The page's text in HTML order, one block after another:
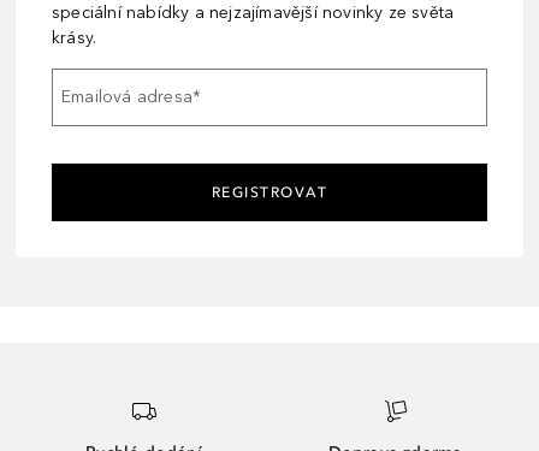
speciální nabídky a nejzajímavější novinky ze světa
krásy.
Emailová adresa*
REGISTROVAT